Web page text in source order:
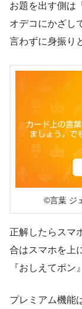
お題を出す側は
オデコにかざし
言わずに身振り
©言葉 ジ
正解したらスマ
合はスマホを上
『おしえてポン
プレミアム機能